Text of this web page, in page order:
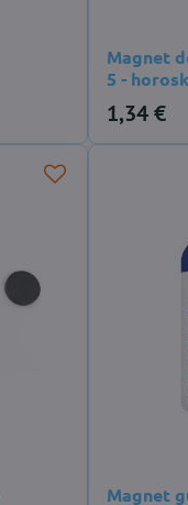
Magnet
5 -
1,34 €
Magnet